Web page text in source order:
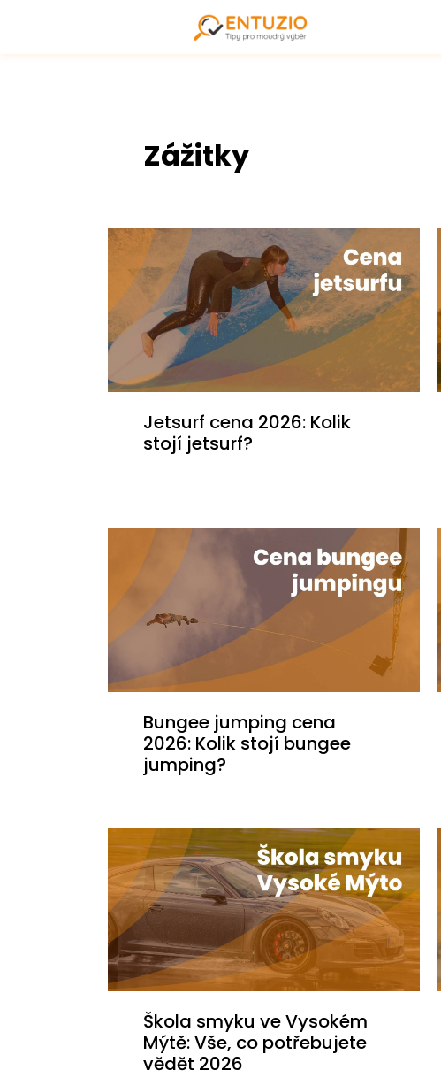
Zážitky
Jetsurf cena 2026: Kolik
stojí jetsurf?
Bungee jumping cena
2026: Kolik stojí bungee
jumping?
Škola smyku ve Vysokém
Mýtě: Vše, co potřebujete
vědět 2026